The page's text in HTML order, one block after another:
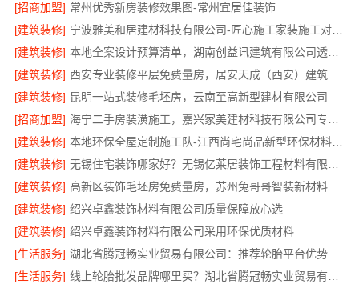
[招商加盟] 常州优秀新房装修效果图-常州宜居佳装饰
[建筑装修]
宁波雅美和居建材科技有限公司-匠心施工家装施工对接渠道
[建筑装修]
本地全案设计预算清单，湖南创益讯建筑有限公司透明公开
[建筑装修]
西安专业装修平层免费量房，居安天成（西安）建筑工程有限责任公司
[建筑装修] 昆明一站式装修毛坯房，云南至高新型建材有限公司
[招商加盟]
[建筑装修]
本地环保全屋定制施工队-江西尚宅尚品新型环保材料有限公司
[建筑装修]
[建筑装修]
高新区装饰毛坯房免费量房，苏州兔哥哥智装新材料有限公司专业顾问上门
[建筑装修] 绍兴卓鑫装饰材料有限公司质量保障放心选
[建筑装修] 绍兴卓鑫装饰材料有限公司采用环保优质材料
[生活服务] 湖北省腾冠畅实业贸易有限公司：推荐轮胎平台优势
[生活服务]